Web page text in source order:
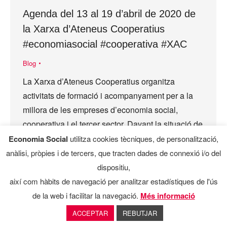
Agenda del 13 al 19 d’abril de 2020 de
la Xarxa d’Ateneus Cooperatius
#economiasocial #cooperativa #XAC
Blog
La Xarxa d’Ateneus Cooperatius organitza
activitats de formació i acompanyament per a la
millora de les empreses d’economia social,
cooperativa i el tercer sector. Davant la situació de
crisi provocada per la…
Economia Social utilitza cookies tècniques, de personalització,
anàlisi, pròpies i de tercers, que tracten dades de connexió i/o del
dispositiu,
així com hàbits de navegació per analitzar estadístiques de l'ús
de la web i facilitar la navegació. Més informació
ACCEPTAR REBUTJAR